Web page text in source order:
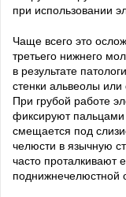
при использовании
Чаще всего это
третьего нижнего
в результате
стенки альвеолы
При грубой работе
фиксируют пальцами
смещается под
челюсти в язычную
часто проталкивают
поднижнечелюстной